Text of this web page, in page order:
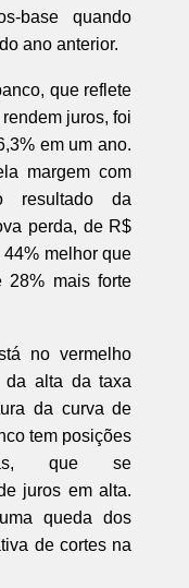
base quando
ano anterior.
que reflete
juros, foi
em um ano.
margem com
resultado da
perda, de R$
melhor que
28% mais forte
no vermelho
da alta da taxa
da curva de
tem posições
que se
juros em alta.
queda dos
de cortes na